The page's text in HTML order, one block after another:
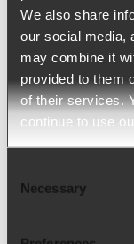
We also share
our social media,
may combine it
provided to them
of their services.
continue to use
Selection
Necessary
3.
en
Pour chaque
style